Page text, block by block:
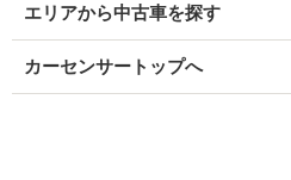
エリアから中古車を探す
カーセンサートップへ